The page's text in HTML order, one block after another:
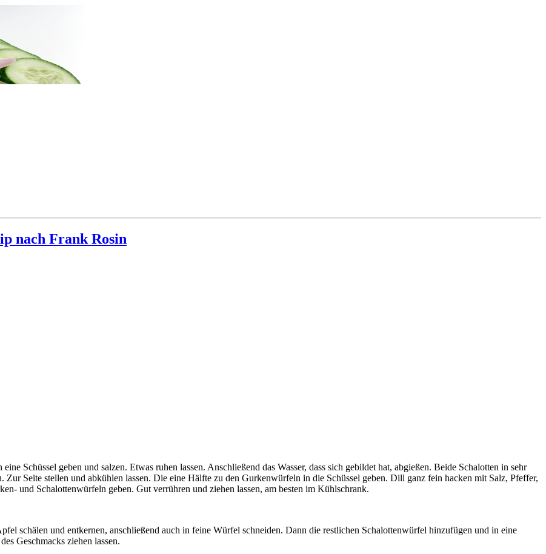
nach Frank Rosin
Schüssel geben und salzen. Etwas ruhen lassen. Anschließend das Wasser, dass sich gebildet hat, abgießen. Beide Schalotten in sehr
Seite stellen und abkühlen lassen. Die eine Hälfte zu den Gurkenwürfeln in die Schüssel geben. Dill ganz fein hacken mit Salz, Pfeffer,
und Schalottenwürfeln geben. Gut verrühren und ziehen lassen, am besten im Kühlschrank.
schälen und entkernen, anschließend auch in feine Würfel schneiden. Dann die restlichen Schalottenwürfel hinzufügen und in eine
Geschmacks ziehen lassen.